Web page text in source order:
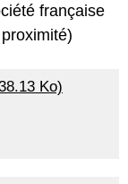
française
Ko)